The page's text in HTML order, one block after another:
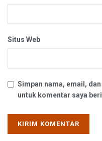
Situs Web
Simpan nama, email,
untuk komentar saya